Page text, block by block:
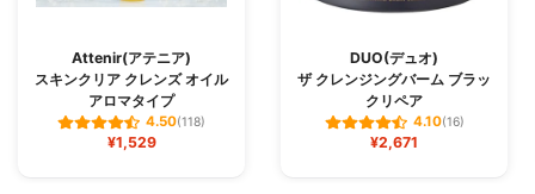
Attenir(アテニア)
スキンクリア クレンズ オイル
アロマタイプ
4.50(118)
¥1,529
DUO(デュオ)
ザ クレンジングバーム ブラッ
クリペア
4.10(16)
¥2,671